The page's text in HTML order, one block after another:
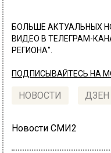
БОЛЬШЕ АКТУАЛЬНЫХ
ВИДЕО В ТЕЛЕГРАМ-
РЕГИОНА".
ПОДПИСЫВАЙТЕСЬ НА
НОВОСТИ ДЗЕН
Новости СМИ2